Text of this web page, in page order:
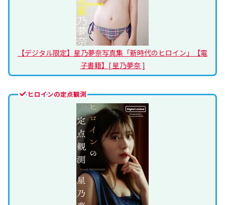
【デジタル限定】星乃夢奈写真集「新時代のヒロイン」【電
子書籍】[ 星乃夢奈 ]
ヒロインの定点観測